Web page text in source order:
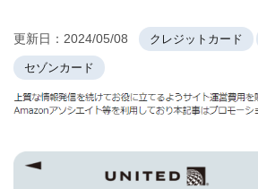
更新日： 2024/05/08 クレジットカード
セゾンカード